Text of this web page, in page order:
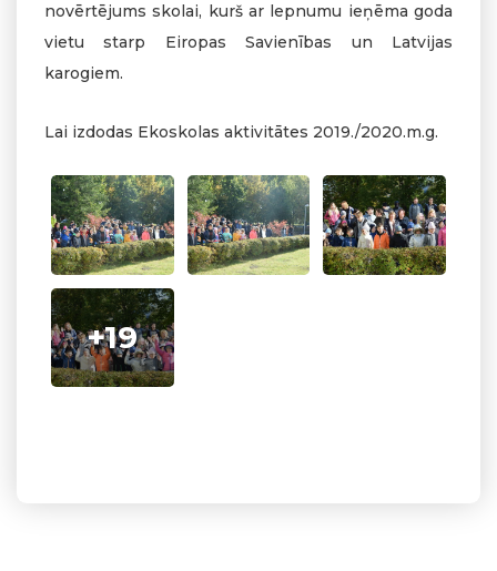
novērtējums skolai, kurš ar lepnumu ieņēma goda
vietu starp Eiropas Savienības un Latvijas
karogiem.
Lai izdodas Ekoskolas aktivitātes 2019./2020.m.g.
+19